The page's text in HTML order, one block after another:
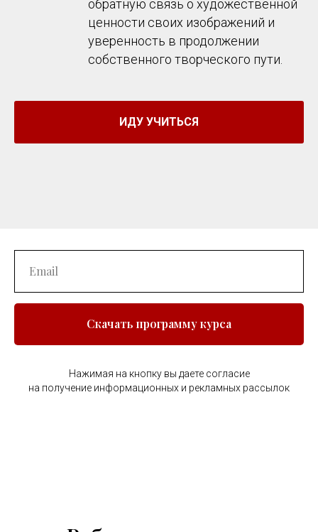
обратную связь о художественной
ценности своих изображений и
уверенность в продолжении
собственного творческого пути.
ИДУ УЧИТЬСЯ
Скачать программу курса
Нажимая на кнопку вы даете согласие
на получение информационных и рекламных рассылок